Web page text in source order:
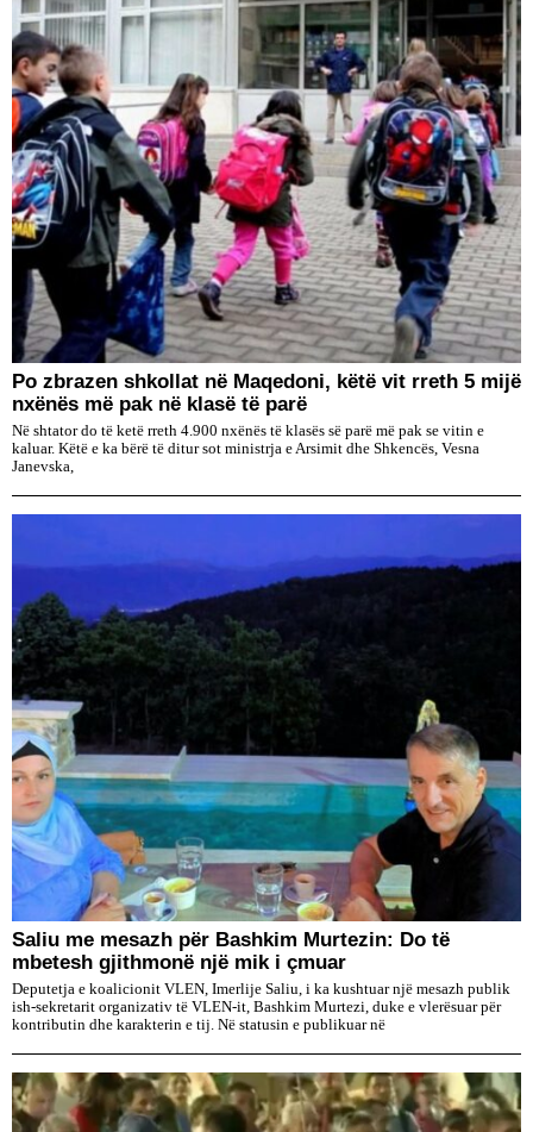
Po zbrazen shkollat në Maqedoni, këtë vit rreth 5 mijë
nxënës më pak në klasë të parë
Në shtator do të ketë rreth 4.900 nxënës të klasës së parë më pak se vitin e
kaluar. Këtë e ka bërë të ditur sot ministrja e Arsimit dhe Shkencës, Vesna
Janevska,
Saliu me mesazh për Bashkim Murtezin: Do të
mbetesh gjithmonë një mik i çmuar
Deputetja e koalicionit VLEN, Imerlije Saliu, i ka kushtuar një mesazh publik
ish-sekretarit organizativ të VLEN-it, Bashkim Murtezi, duke e vlerësuar për
kontributin dhe karakterin e tij. Në statusin e publikuar në